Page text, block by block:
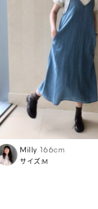
Milly 166cm
サイズ:M